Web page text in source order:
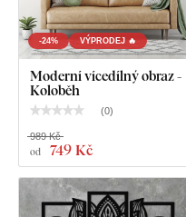
-24% VÝPRODEJ 🔥
Moderní vícedílný obraz -
Koloběh
(0)
od 749 Kč
989 Kč